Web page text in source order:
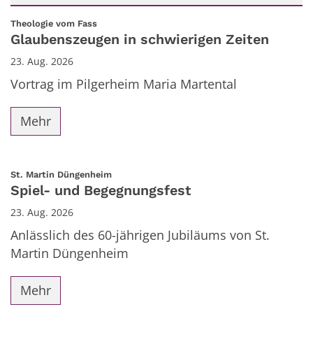
Datum: 23. August 2026
Theologie vom Fass:
Glaubenszeugen in schwierigen Zeiten
23. Aug. 2026
Vortrag im Pilgerheim Maria Martental
Mehr
St. Martin Düngenheim:
Spiel- und Begegnungsfest
23. Aug. 2026
Anlässlich des 60-jährigen Jubiläums von St.
Martin Düngenheim
Mehr